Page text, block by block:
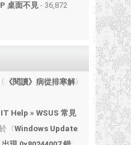
桌面不見 - 36,872
《閱讀》病從排寒解〉
Help » WSUS 常見
〈Windows Update